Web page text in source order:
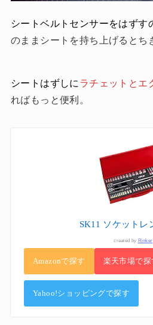
シートベルトセンサーをはずす
のままシートを持ち上げるとち
シートはずしにラチェットとエ
ればもっと便利。
SK11 ソケットレ
created by Rinker
Amazonで探す 楽天市場で探
Yahoo!ショッピングで探す